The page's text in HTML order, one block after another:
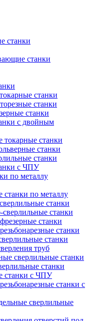
станки
станки
станки
станки
станки
с двойным
токарные станки
станки
станки
с ЧПУ
по металлу
станки по металлу
станки
сверлильные станки
станки
станки
станки
труб
сверлильные станки
станки
станки с ЧПУ
станки с
сверлильные